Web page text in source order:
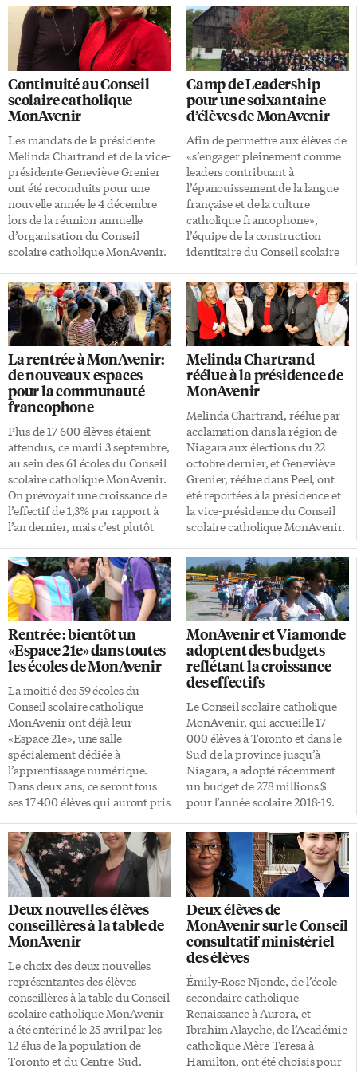
Continuité au Conseil
scolaire catholique
MonAvenir
Les mandats de la présidente
Melinda Chartrand et de la vice-
présidente Geneviève Grenier
ont été reconduits pour une
nouvelle année le 4 décembre
lors de la réunion annuelle
d’organisation du Conseil
scolaire catholique MonAvenir.
élèves conseillers Émily-Rose
Njonde et Émile Trottier.
Démarchage politique Mme
Chartrand occupe le poste de
présidente du Conseil depuis
2014 et représente la région de
Lincoln-Niagara depuis plus de
15 ans en tant que conseillère
scolaire. «Je suis passionnée
par le démarchage politique et
j’estime que notre présence est
essentielle aux divers
événements et forums afin de
tisser des liens dans […]
Camp de Leadership
pour une soixantaine
d’élèves de MonAvenir
Afin de permettre aux élèves de
«s’engager pleinement comme
leaders contribuant à
l’épanouissement de la langue
française et de la culture
catholique francophone»,
l’équipe de la construction
identitaire du Conseil scolaire
récemment un Camp de
leadership de trois jours pour
une soixantaine d’élèves de ses
écoles secondaires. Le week-
end au Camp de plein air
Mansfield, à l’ouest de Barrie,
avait pour comme thème «Les
olymPLIQUES» (Jeux
olympiques et Je m’implique)
et valorisait des valeurs telles
que «la collaboration, la
persévérance, le respect,
l’engagement, la solidarité et
l’esprit d’amitié». L’activité
avait pour but de «développer
les habiletés […]
La rentrée à MonAvenir:
de nouveaux espaces
pour la communauté
francophone
Plus de 17 600 élèves étaient
attendus, ce mardi 3 septembre,
au sein des 61 écoles du Conseil
scolaire catholique MonAvenir.
On prévoyait une croissance de
l’effectif de 1,3% par rapport à
l’an dernier, mais c’est plutôt
famille ne cesse de s’agrandir et
nous sommes fiers de voir
l’espace francophone s’agrandir
année après année», commente
la présidente Melinda
Chartrand. Nouvelle école
intermédiaire La croissance se
manifeste notamment au palier
secondaire. Dans la région de
York, l’école Renaissance a
ouvert un nouveau campus à
Maple pour accueillir ses élèves
de 7e et 8e. Les 9e à 12e […]
Melinda Chartrand
réélue à la présidence de
MonAvenir
Melinda Chartrand, réélue par
acclamation dans la région de
Niagara aux élections du 22
octobre dernier, et Geneviève
Grenier, réélue dans Peel, ont
été reportées à la présidence et
la vice-présidence du Conseil
scolaire catholique MonAvenir.
inauguré leur nouveau mandat
de quatre ans, ce mercredi 6
décembre, par une cérémonie
d’assermentation et la réunion
d’organisation annuelle. Active
dans sa communauté comme
en éducation, Mme Chartrand
est présidente depuis 2014 et
siège au CSDCCS, rebaptisé
MonAvenir, depuis plus de
quinze ans. Droits
constitutionnels «Je vais
continuer de travailler
ardemment pour faire valoir les
droits des familles […]
Rentrée : bientôt un
«Espace 21e» dans toutes
les écoles de MonAvenir
La moitié des 59 écoles du
Conseil scolaire catholique
MonAvenir ont déjà leur
«Espace 21e», une salle
spécialement dédiée à
l’apprentissage numérique.
Dans deux ans, ce seront tous
ses 17 400 élèves qui auront pris
l’Éducation, André Blais, en a
fait l’annonce à Barrie en ce
premier jour de la rentrée
scolaire, marquée encore une
fois par une croissance des
effectifs. Toutes les écoles du
Conseil MonAvenir seront donc
dotées d’ici 2021 d’un «espace
transformé pour
l’apprentissage à l’ère
numérique, doté de mobilier
versatile pouvant être déplacé
facilement afin de permettre de
multiples aménagements, une
[…]
MonAvenir et Viamonde
adoptent des budgets
reflétant la croissance
des effectifs
Le Conseil scolaire catholique
MonAvenir, qui accueille 17
000 élèves à Toronto et dans le
Sud de la province jusqu’à
Niagara, a adopté récemment
un budget de 278 millions $
pour l’année scolaire 2018-19.
Viamonde, laïc et couvrant un
territoire encore plus vaste avec
12 000 élèves, compte dépenser
222 millions $ pendant la même
année financière. La loi
provinciale exige que les
budgets des conseils scolaires
soient équilibrés. Le budget de
MonAvenir «reflète la
croissance des effectifs au sein
du Conseil, comme de plus en
plus de familles décident offrir
une éducation catholique […]
Deux nouvelles élèves
conseillères à la table de
MonAvenir
Le choix des deux nouvelles
représentantes des élèves
conseillères à la table du Conseil
scolaire catholique MonAvenir
a été entériné le 25 avril par les
12 élus de la population de
Toronto et du Centre-Sud.
Deux élèves de
MonAvenir sur le Conseil
consultatif ministériel
des élèves
Émily-Rose Njonde, de l’école
secondaire catholique
Renaissance à Aurora, et
Ibrahim Alayche, de l’Académie
catholique Mère-Teresa à
Hamilton, ont été choisis pour